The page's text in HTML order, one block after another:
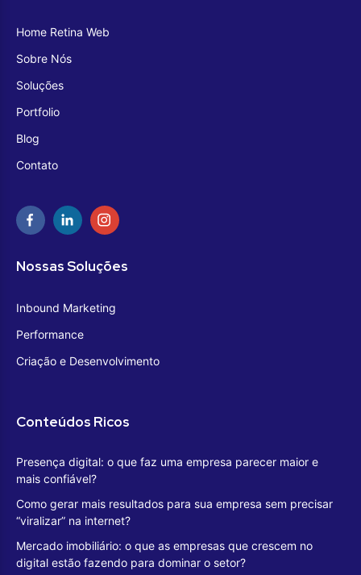
Home Retina Web
Sobre Nós
Soluções
Portfolio
Blog
Contato
Nossas Soluções
Inbound Marketing
Performance
Criação e Desenvolvimento
Conteúdos Ricos
Presença digital: o que faz uma empresa parecer maior e
mais confiável?
Como gerar mais resultados para sua empresa sem precisar
“viralizar” na internet?
Mercado imobiliário: o que as empresas que crescem no
digital estão fazendo para dominar o setor?